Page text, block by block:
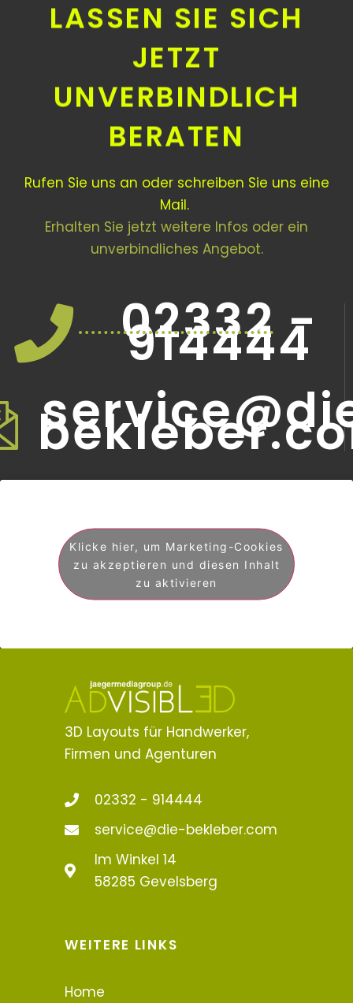
LASSEN SIE SICH
JETZT
UNVERBINDLICH
BERATEN
Rufen Sie uns an oder schreiben Sie uns eine
Mail.
Erhalten Sie jetzt weitere Infos oder ein
unverbindliches Angebot.
02332 -
914444
Klicke hier, um Marketing-Cookies
zu akzeptieren und diesen Inhalt
zu aktivieren
3D Layouts für Handwerker,
Firmen und Agenturen
02332 - 914444
service@die-bekleber.com
Im Winkel 14
58285 Gevelsberg
WEITERE LINKS
Home